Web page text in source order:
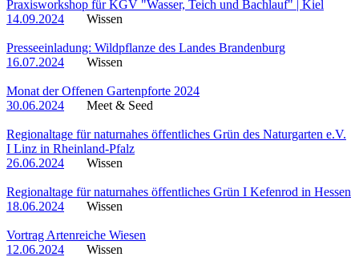
Praxisworkshop für KGV "Wasser, Teich und Bachlauf" | Kiel
14.09.2024
Wissen
Presseeinladung: Wildpflanze des Landes Brandenburg
16.07.2024
Wissen
Monat der Offenen Gartenpforte 2024
30.06.2024
Meet & Seed
Regionaltage für naturnahes öffentliches Grün des Naturgarten e.V.
I Linz in Rheinland-Pfalz
26.06.2024
Wissen
Regionaltage für naturnahes öffentliches Grün I Kefenrod in Hessen
18.06.2024
Wissen
Vortrag Artenreiche Wiesen
12.06.2024
Wissen